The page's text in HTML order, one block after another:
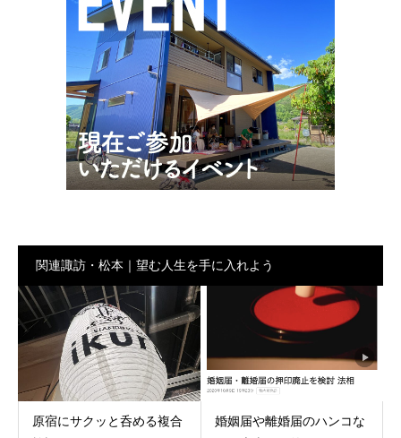
関連諏訪・松本｜望む人生を手に入れよう
原宿にサクッと呑める複合
婚姻届や離婚届のハンコな